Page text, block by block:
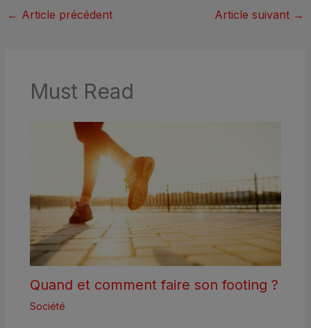
← Article précédent Article suivant →
Must Read
Quand et comment faire son footing ?
Société